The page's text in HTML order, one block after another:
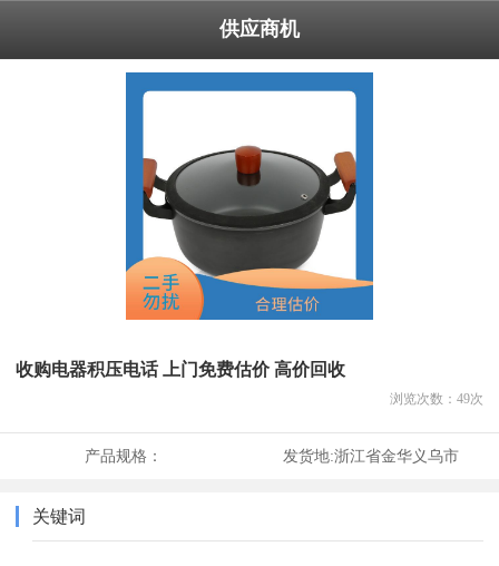
供应商机
收购电器积压电话 上门免费估价 高价回收
浏览次数： 49次
产品规格： 发货地:浙江省金华义乌市
关键词